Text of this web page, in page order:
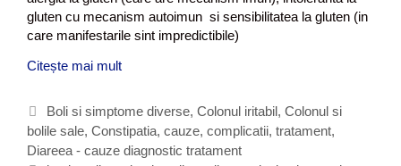
gluten cu mecanism autoimun si sensibilitatea la gluten (in
care manifestarile sint impredictibile)
Citește mai mult
t
e
C
a
t
Boli si simptome diverse, Colonul iritabil, Colonul si
bolile sale, Constipatia, cauze, complicatii, tratament,
Diareea - cauze diagnostic tratament